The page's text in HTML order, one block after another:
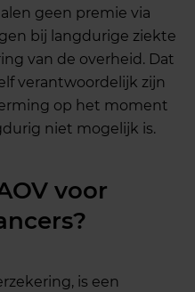
geen premie via
bij langdurige ziekte
van de overheid. Dat
verantwoordelijk zijn
op het moment
niet mogelijk is.
voor
is een